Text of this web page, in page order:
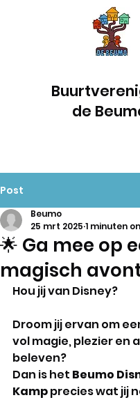
de
Post
🌟 Ga mee op
magisch
Beumo
25 mrt 2025 1 minuten
Hou jij van Disney?
Droom jij ervan om
vol magie, plezier en
beleven?
Dan is het Beumo
Kamp precies wat jij